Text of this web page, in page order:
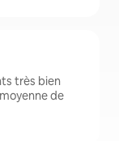
très bien
de